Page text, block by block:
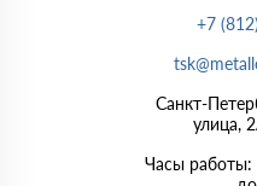
+7
Санкт-
улица,
Часы работы: